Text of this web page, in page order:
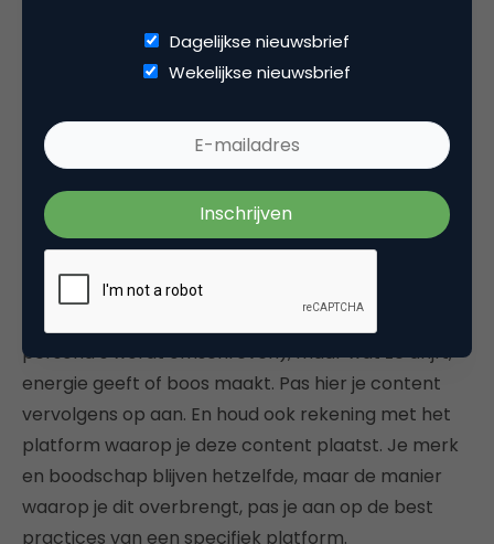
model en ontdek de raakvlakken met je publiek.
Bied je stabiliteit of zorg je juist voor opschudding?
dit zich tot de normen en waarden van je
doelgroep?
Zodra je dit in kaart hebt, kun je het gesprek aan. Je
weet nu namelijk wat je doelgroep écht bezighoudt.
En dan bedoel ik niet welke hobby ze uitoefenen of
persona’s wordt omschreven), maar wat ze drijft,
energie geeft of boos maakt. Pas hier je content
vervolgens op aan. En houd ook rekening met het
platform waarop je deze content plaatst. Je merk
en boodschap blijven hetzelfde, maar de manier
waarop je dit overbrengt, pas je aan op de best
practices van een specifiek platform.
Dagelijkse nieuwsbrief
Wekelijkse nieuwsbrief